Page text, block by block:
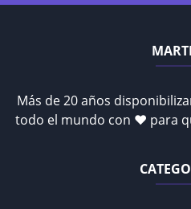
Más de 20 años
todo el mundo con ♥ para